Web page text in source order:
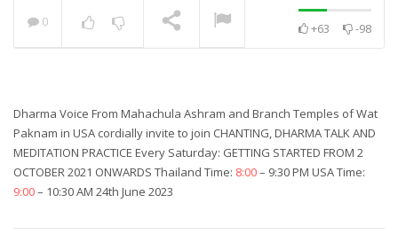
0 +63 -98
Dharma Voice From Mahachula Ashram and Branch Temples of Wat
Paknam in USA cordially invite to join CHANTING, DHARMA TALK AND
MEDITATION PRACTICE Every Saturday: GETTING STARTED FROM 2
OCTOBER 2021 ONWARDS Thailand Time: 8:00– 9:30 PM USA Time:
9:00– 10:30 AM 24th June 2023